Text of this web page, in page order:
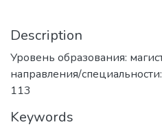
Description
Уровень образования:
направления/
113
Keywords